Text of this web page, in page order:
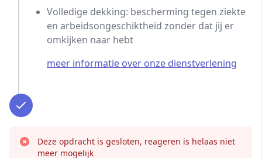
Volledige dekking: bescherming tegen ziekte
en arbeidsongeschiktheid zonder dat jij er
omkijken naar hebt
meer informatie over onze dienstverlening
Deze opdracht is gesloten, reageren is helaas niet
meer mogelijk